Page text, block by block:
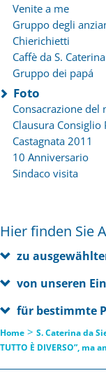
Venite a me
Gruppo degli
Chierichietti
Caffè da S. Caterina
Gruppo dei papá
Foto
Consacrazione del
Clausura Consiglio
Castagnata 2011
10 Anniversario
Sindaco visita
Hier finden Sie
zu
von unseren
für bestimmte
Home > S. Caterina da
TUTTO È DIVERSO”, ma